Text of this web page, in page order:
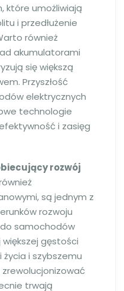
które umożliwiają
i przedłużenie
również
akumulatorami
się większą
Przyszłość
elektrycznych
technologie
i zasięg
rozwój
są jednym z
rozwoju
samochodów
większej gęstości
życia i szybszemu
zrewolucjonizować
trwają